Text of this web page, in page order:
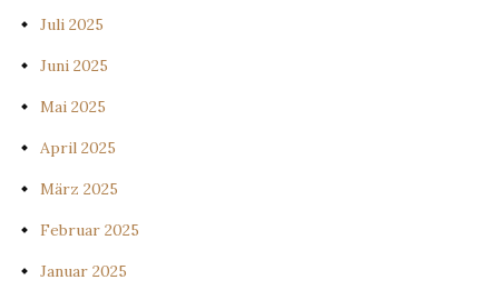
Juli 2025
Juni 2025
Mai 2025
April 2025
März 2025
Februar 2025
Januar 2025